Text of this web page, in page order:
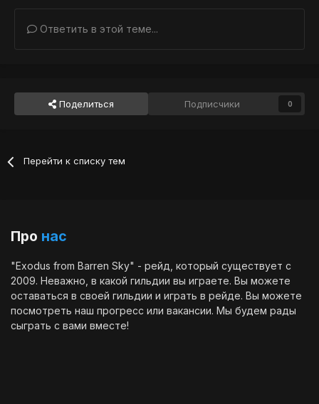
Ответить в этой теме...
Поделиться Подписчики 0
Перейти к списку тем
Про нас
"Exodus from Barren Sky" - рейд, который существует с
2009. Неважно, в какой гильдии вы играете. Вы можете
оставаться в своей гильдии и играть в рейде. Вы можете
посмотреть наш прогресс или вакансии. Мы будем рады
сыграть с вами вместе!